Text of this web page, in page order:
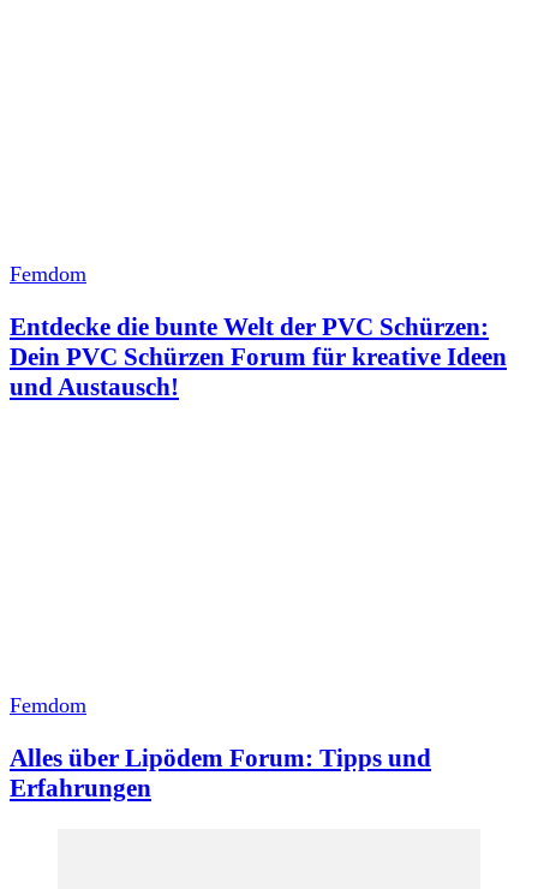
Femdom
Entdecke die bunte Welt der PVC Schürzen:
Dein PVC Schürzen Forum für kreative Ideen
und Austausch!
Femdom
Alles über Lipödem Forum: Tipps und
Erfahrungen